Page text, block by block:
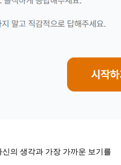
의 생각과 가장 가까운 보기를